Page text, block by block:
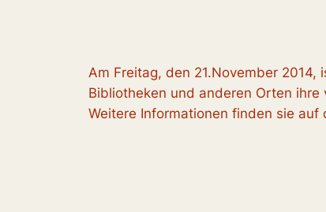
Am Freitag, den 21.November
Bibliotheken und anderen Orten
Weitere Informationen finden sie auf